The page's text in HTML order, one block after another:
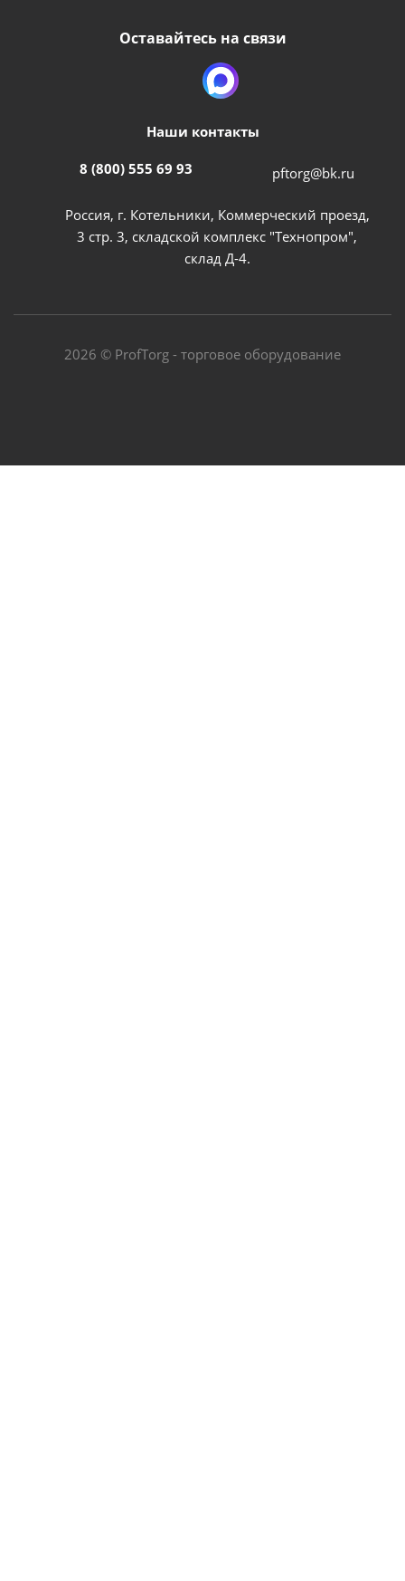
Оставайтесь на связи
Наши контакты
8 (800) 555 69 93 pftorg@bk.ru
Россия, г. Котельники, Коммерческий проезд,
3 стр. 3, складской комплекс "Технопром",
склад Д-4.
2026 © ProfTorg - торговое оборудование